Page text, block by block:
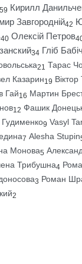
59 Кирилл
Завгородній42
40 Олексій Петров
34 Гліб Бабіч
21 Тарас
Казарин19
Гай16 Мартин
12 Фашик
9 Vasyl
7 Alesha Stupin
Монова5
Трибушна4
3 Роман
2